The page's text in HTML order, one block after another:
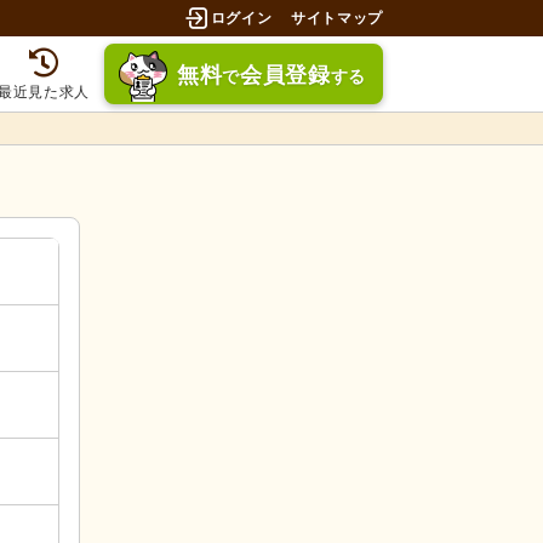
ログイン サイトマップ
近見た求人
無料で会員登録する